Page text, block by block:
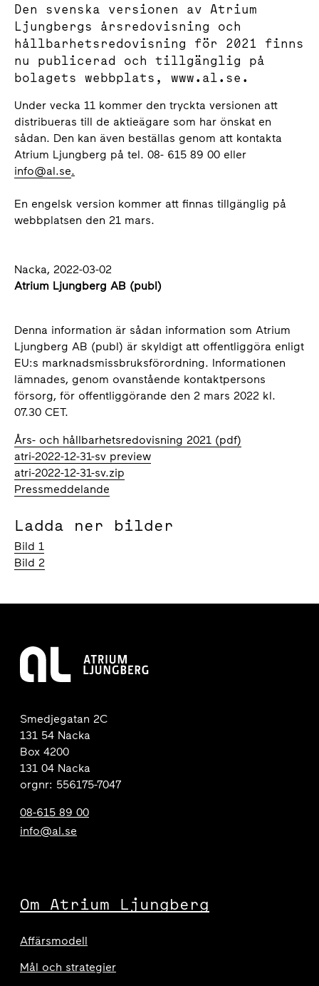
Den svenska versionen av Atrium
Ljungbergs årsredovisning och
hållbarhetsredovisning för 2021 finns
nu publicerad och tillgänglig på
bolagets webbplats, www.al.se.
Under vecka 11 kommer den tryckta versionen att
distribueras till de aktieägare som har önskat en
sådan. Den kan även beställas genom att kontakta
Atrium Ljungberg på tel. 08- 615 89 00 eller
info@al.se.
En engelsk version kommer att finnas tillgänglig på
webbplatsen den 21 mars.
Nacka, 2022-03-02
Atrium Ljungberg AB (publ)
Denna information är sådan information som Atrium
Ljungberg AB (publ) är skyldigt att offentliggöra enligt
EU:s marknadsmissbruksförordning. Informationen
lämnades, genom ovanstående kontaktpersons
försorg, för offentliggörande den 2 mars 2022 kl.
07.30 CET.
Års- och hållbarhetsredovisning 2021 (pdf)
atri-2022-12-31-sv preview
atri-2022-12-31-sv.zip
Pressmeddelande
Ladda ner bilder
Bild 1
Bild 2
Smedjegatan 2C
131 54 Nacka
Box 4200
131 04 Nacka
orgnr: 556175-7047
08-615 89 00
info@al.se
Om Atrium Ljungberg
Affärsmodell
Mål och strategier